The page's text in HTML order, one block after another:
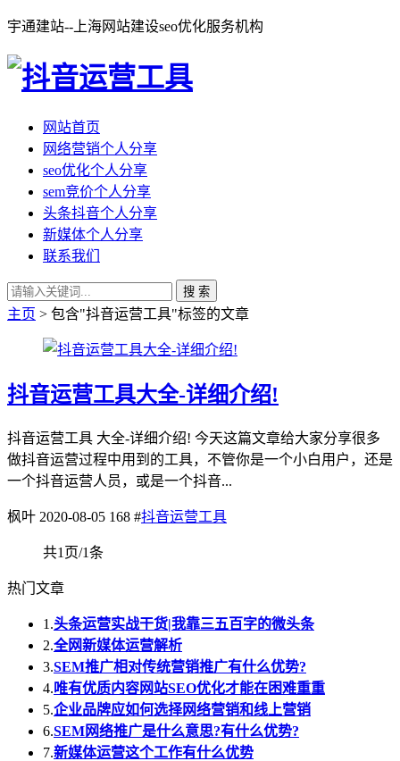
宇通建站--上海网站建设seo优化服务机构
网站首页
网络营销个人分享
seo优化个人分享
sem竞价个人分享
头条抖音个人分享
新媒体个人分享
联系我们
搜 索
主页 > 包含"抖音运营工具"标签的文章
抖音运营工具大全-详细介绍!
抖音运营工具 大全-详细介绍! 今天这篇文章给大家分享很多
做抖音运营过程中用到的工具，不管你是一个小白用户，还是
一个抖音运营人员，或是一个抖音...
枫叶 2020-08-05 168 #抖音运营工具
共1页/1条
热门文章
1.头条运营实战干货|我靠三五百字的微头条
2.全网新媒体运营解析
3.SEM推广相对传统营销推广有什么优势?
4. 唯有优质内容网站SEO优化才能在困难重重
5.企业品牌应如何选择网络营销和线上营销
6.SEM网络推广是什么意思?有什么优势?
7.新媒体运营这个工作有什么优势